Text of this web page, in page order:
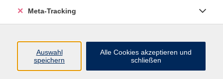
Über uns
Meta-Tracking
Auswahl
speichern
Alle Cookies akzeptieren und
schließen